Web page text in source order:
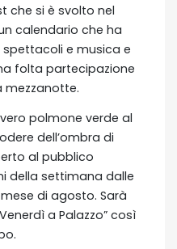
che si è svolto nel
calendario che ha
e musica e
folta partecipazione
mezzanotte.
polmone verde al
dell’ombra di
al pubblico
della settimana dalle
mese di agosto. Sarà
a Palazzo” così